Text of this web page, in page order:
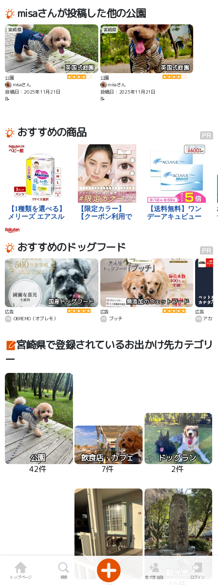
misaさんが投稿した他の公園
宮崎県
英国式庭園
公園
misaさん
投稿日：2025年11月21日
📝
宮崎県
英国式庭園
公園
misaさん
投稿日：2025年11月21日
📝
おすすめの商品
おすすめのドッグフード
国産ドッグフード
広告
OBREMO（オブレモ）
無添加のウェットフード
広告
ブッチ
カ
広告
アカ
宮崎県で登録されているお出かけ先カテゴリ
ー
公園
42件
飲食店・カフェ
7件
ドッグラン
2件
宿泊
トップページ 検索 愛犬家登録 ログイン